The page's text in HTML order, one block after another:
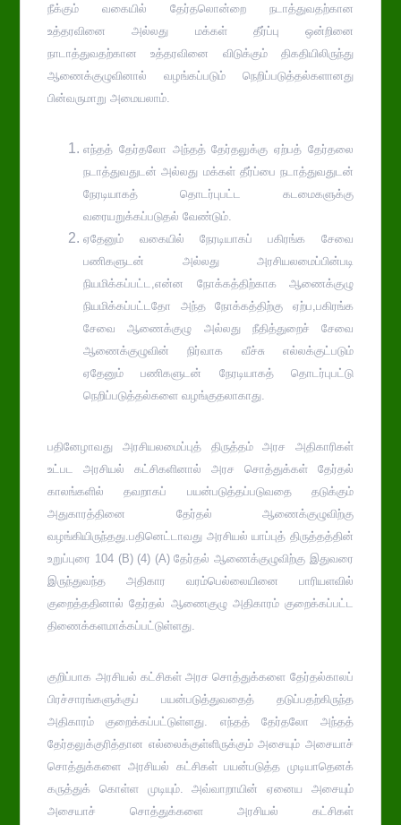
நீக்கும் வகையில் தேர்தலொன்றை நடாத்துவதற்கான
உத்தரவினை அல்லது மக்கள் தீர்ப்பு ஒன்றினை
நாடாத்துவதற்கான உத்தரவினை விடுக்கும் திகதியிலிருந்து
ஆணைக்குழுவினால் வழங்கப்படும் நெறிப்படுத்தல்களானது
பின்வருமாறு அமையலாம்.
எந்தத் தேர்தலோ அந்தத் தேர்தலுக்கு ஏற்பத் தேர்தலை
நடாத்துவதுடன் அல்லது மக்கள் தீர்ப்பை நடாத்துவதுடன்
நேரடியாகத் தொடர்புபட்ட கடமைகளுக்கு
வரையறுக்கப்படுதல் வேண்டும்.
ஏதேனும் வகையில் நேரடியாகப் பகிரங்க சேவை
பணிகளுடன் அல்லது அரசியலமைப்பின்படி
நியமிக்கப்பட்ட,என்ன நோக்கத்திற்காக ஆணைக்குழு
நியமிக்கப்பட்டதோ அந்த நோக்கத்திற்கு ஏற்ப,பகிரங்க
சேவை ஆணைக்குழு அல்லது நீதித்துறைச் சேவை
ஆணைக்குழுவின் நிர்வாக வீச்சு எல்லக்குட்படும்
ஏதேனும் பணிகளுடன் நேரடியாகத் தொடர்புபட்டு
நெறிப்படுத்தல்களை வழங்குதலாகாது.
பதினேழாவது அரசியலமைப்புத் திருத்தம் அரச அதிகாரிகள்
உட்பட அரசியல் கட்சிகளினால் அரச சொத்துக்கள் தேர்தல்
காலங்களில் தவறாகப் பயன்படுத்தப்படுவதை தடுக்கும்
அதுகாரத்தினை தேர்தல் ஆணைக்குழுவிற்கு
வழங்கியிருந்தது.பதினெட்டாவது அரசியல் யாப்புத் திருத்தத்தின்
உறுப்புரை 104 (B) (4) (A) தேர்தல் ஆணைக்குழுவிற்கு இதுவரை
இருந்துவந்த அதிகார வரம்பெல்லையினை பாரியளவில்
குறைத்ததினால் தேர்தல் ஆணைகுழு அதிகாரம் குறைக்கப்பட்ட
திணைக்களமாக்கப்பட்டுள்ளது.
குறிப்பாக அரசியல் கட்சிகள் அரச சொத்துக்களை தேர்தல்காலப்
பிரச்சாரங்களுக்குப் பயன்படுத்துவதைத் தடுப்பதற்கிருந்த
அதிகாரம் குறைக்கப்பட்டுள்ளது. எந்தத் தேர்தலோ அந்தத்
தேர்தலுக்குரித்தான எல்லைக்குள்ளிருக்கும் அசையும் அசையாச்
சொத்துக்களை அரசியல் கட்சிகள் பயன்படுத்த முடியாதெனக்
கருத்துக் கொள்ள முடியும். அவ்வாறாயின் ஏனைய அசையும்
அசையாச் சொத்துக்களை அரசியல் கட்சிகள்